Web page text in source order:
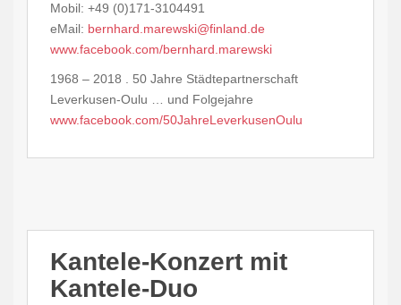
Mobil: +49 (0)171-3104491
eMail: bernhard.marewski@finland.de
www.facebook.com/bernhard.marewski
1968 – 2018 . 50 Jahre Städtepartnerschaft
Leverkusen-Oulu … und Folgejahre
www.facebook.com/50JahreLeverkusenOulu
Kantele-Konzert mit
Kantele-Duo